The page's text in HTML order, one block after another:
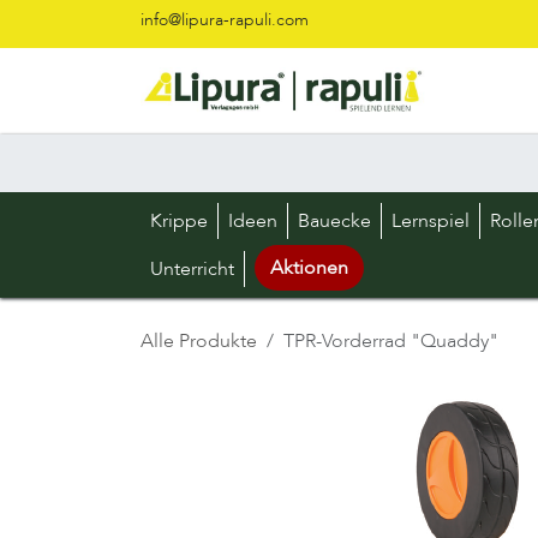
Zum Inhalt springeninfo@lipura-rapuli.com
Krippe Ideen Bauecke Lernspiel
Unterricht
Aktionen
Alle Produkte TPR-Vorderrad "Quaddy"